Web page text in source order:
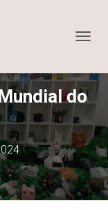
do